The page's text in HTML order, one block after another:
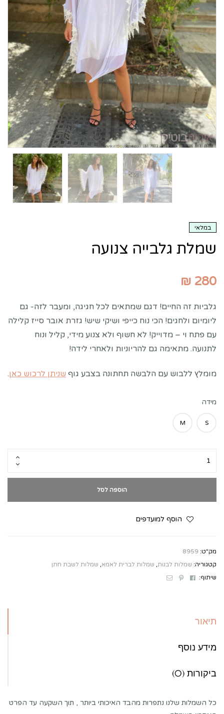
במלאי
שמלת גלבייה צנועה
₪ 280
גלביות זה החיים! דגם שמתאים לכל חגיגה, ומעבר לזה- גם
ליומיום ולחגים! הכי נוח כייפי ושיקי שיש! גזרת אובר סייז קלילה
עם פתח וי – מדוייק! לא חשוף ולא צנוע מידי, קליל ונוח
לתנועה. מתאימה גם להריוניות ולאחרי לידה!
מומלץ ללבוש עם הלבשה תחתונה בצבע גוף שניתן לרכוש כאן.
מידה
S
M
הוספה לסל
הוסף למועדפים
מק"ט: 8959
קטגוריה: שמלות לבנות, שמלות לברית לאמא, שמלות לשבת חתן
שיתוף:
Facebook
Pinterest
Email
תיאור
מידע נוסף
ביקורות (0)
כל השמלות שלנו נתפרות מהבד האיכותי ביותר , תוך השקעה עד הפרט